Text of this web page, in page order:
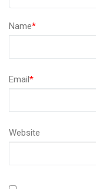
Name*
Email*
Website